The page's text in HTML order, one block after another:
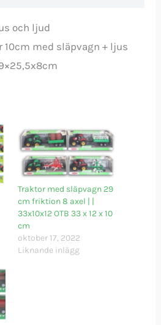
och ljud
10cm med släpvagn + ljus
Traktor med släpvagn 29
cm friktion 8 axel | |
33x10x12 OTB 33 x 12 x 10
cm
oktober 17, 2022
Liknande inlägg